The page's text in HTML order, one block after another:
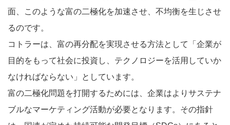
面、このような富の二極化を加速させ、不均衡を生じさせ
るのです。
コトラーは、富の再分配を実現させる方法として「企業が
目的をもって社会に投資し、テクノロジーを活用していか
なければならない」としています。
富の二極化問題を打開するためには、企業はよりサステナ
ブルなマーケティング活動が必要となります。その指針